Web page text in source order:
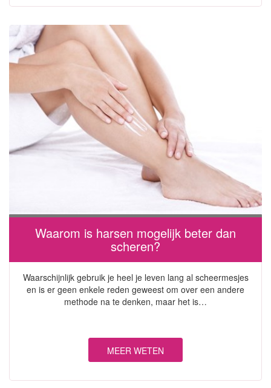
Waarom is harsen mogelijk beter dan
scheren?
Waarschijnlijk gebruik je heel je leven lang al scheermesjes
en is er geen enkele reden geweest om over een andere
methode na te denken, maar het is…
MEER WETEN